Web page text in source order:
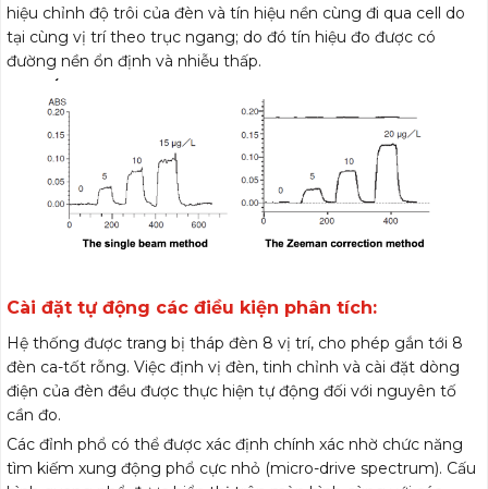
hiệu chỉnh độ trôi của đèn và tín hiệu nền cùng đi qua cell do
tại cùng vị trí theo trục ngang; do đó tín hiệu đo được có
đường nền ổn định và nhiễu thấp.
Cài đặt tự động các điều kiện phân tích:
Hệ thống được trang bị tháp đèn 8 vị trí, cho phép gắn tới 8
đèn ca-tốt rỗng. Việc định vị đèn, tinh chỉnh và cài đặt dòng
điện của đèn đều được thực hiện tự động đối với nguyên tố
cần đo.
Các đỉnh phổ có thể được xác định chính xác nhờ chức năng
tìm kiếm xung động phổ cực nhỏ (micro-drive spectrum). Cấu